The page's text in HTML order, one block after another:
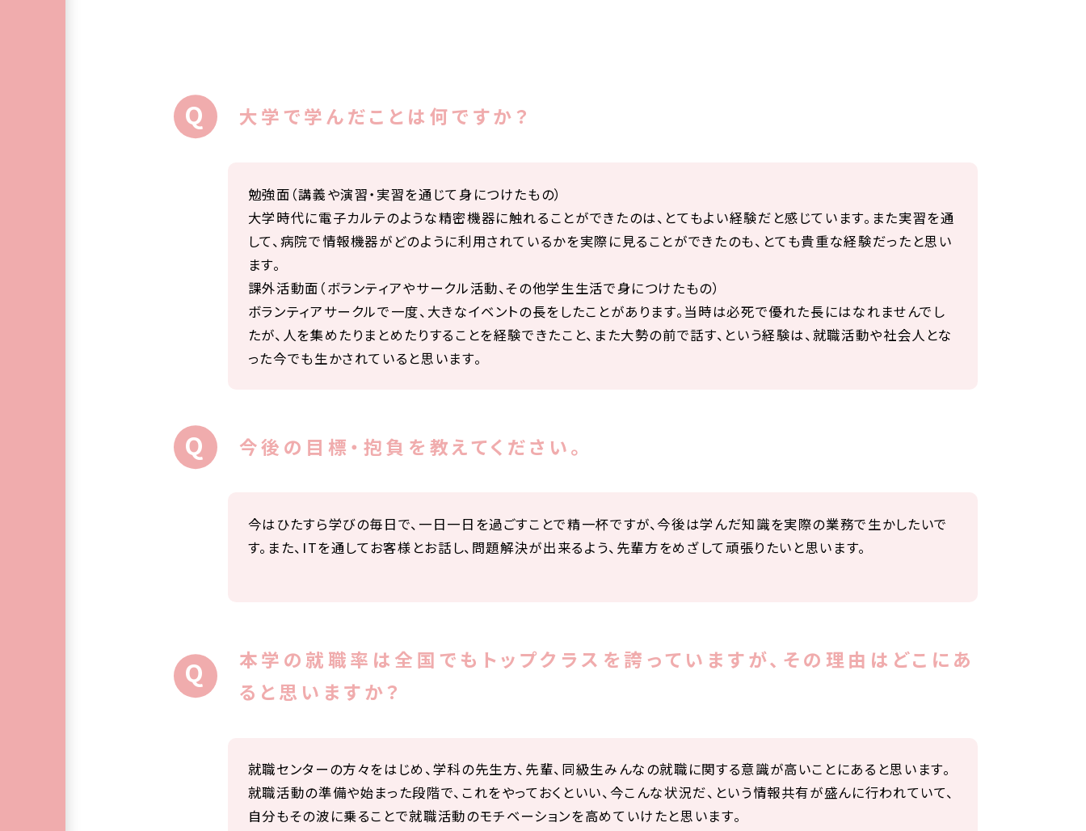
大学で学んだことは何ですか？
勉強面（講義や演習・実習を通じて身につけたもの）
大学時代に電子カルテのような精密機器に触れることができたのは、とてもよい経験だと感じています。また実習を通
して、病院で情報機器がどのように利用されているかを実際に見ることができたのも、とても貴重な経験だったと思い
ます。
課外活動面（ボランティアやサークル活動、その他学生生活で身につけたもの）
ボランティアサークルで一度、大きなイベントの長をしたことがあります。当時は必死で優れた長にはなれませんでし
たが、人を集めたりまとめたりすることを経験できたこと、また大勢の前で話す、という経験は、就職活動や社会人とな
った今でも生かされていると思います。
今後の目標・抱負を教えてください。
今はひたすら学びの毎日で、一日一日を過ごすことで精一杯ですが、今後は学んだ知識を実際の業務で生かしたいで
す。また、ITを通してお客様とお話し、問題解決が出来るよう、先輩方をめざして頑張りたいと思います。
本学の就職率は全国でもトップクラスを誇っていますが、その理由はどこにあ
ると思いますか？
就職センターの方々をはじめ、学科の先生方、先輩、同級生みんなの就職に関する意識が高いことにあると思います。
就職活動の準備や始まった段階で、これをやっておくといい、今こんな状況だ、という情報共有が盛んに行われていて、
自分もその波に乗ることで就職活動のモチベーションを高めていけたと思います。